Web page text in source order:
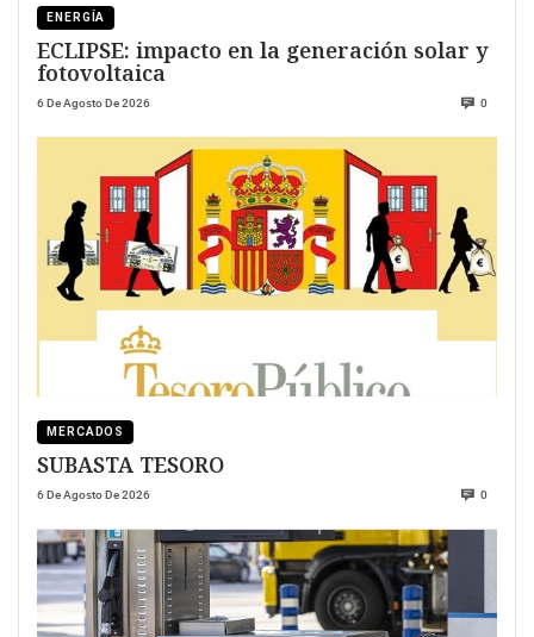
ENERGÍA
ECLIPSE: impacto en la generación solar y
fotovoltaica
6 De Agosto De 2026 0
MERCADOS
SUBASTA TESORO
6 De Agosto De 2026 0